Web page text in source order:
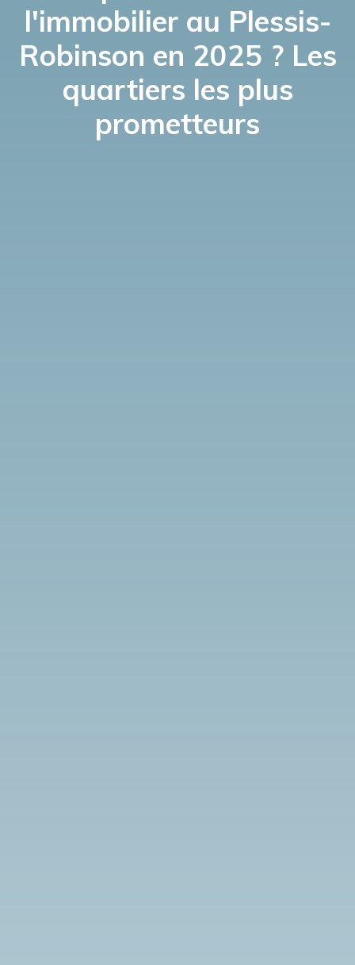
l'immobilier au Plessis-
Robinson en 2025 ? Les
quartiers les plus
prometteurs